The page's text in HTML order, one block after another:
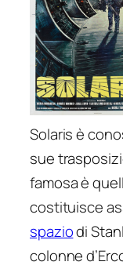
Solarisè
sue
famosa è
costituisce
spaziodi
colonne